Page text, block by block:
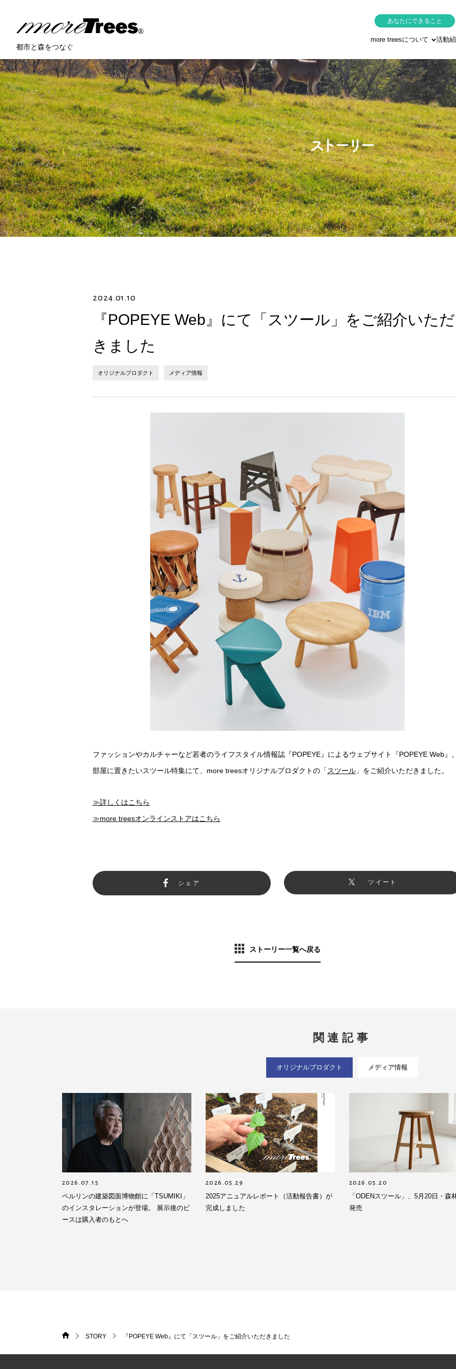
都市と森をつなぐ
more treesについて 活動
あなたにできること
2024.01.10
『POPEYE Web』にて「スツール」をご紹介いただ
きました
オリジナルプロダクト メディア情報
ファッションやカルチャーなど若者のライフスタイル情報誌『POPEYE』によるウェブサイト『POPEYE Web』
部屋に置きたいスツール特集にて、more treesオリジナルプロダクトの「 スツール 」をご紹介いただきました。
≫詳しくはこちら
≫more treesオンラインストアはこちら
シェア ツイート
ストーリー一覧へ戻る
関連記事
オリジナルプロダクト メディア情報
2026.07.15
ベルリンの建築図面博物館に「TSUMIKI」
のインスタレーションが登場。 展示後のピ
ースは購入者のもとへ
2026.05.29
2025アニュアルレポート（活動報告書）が
完成しました
2026.05.20
「ODENスツール」、5月20日・森
発売
STORY
『POPEYE Web』にて「スツール」をご紹介いただきました